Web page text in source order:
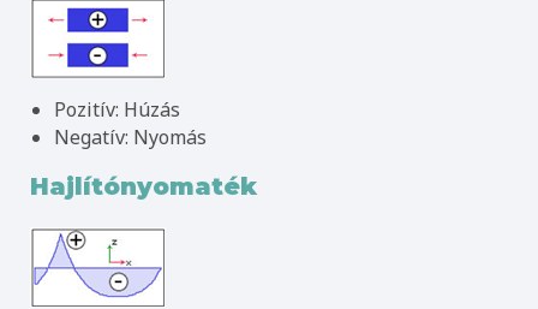
Pozitív: Húzás
Negatív: Nyomás
Hajlítónyomaték